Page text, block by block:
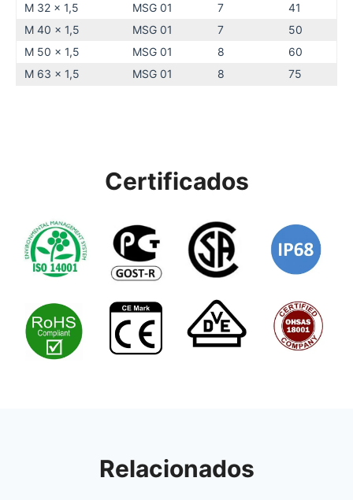
M 32 x 1,5
MSG 01 7
41
M 40 x 1,5
MSG 01 7
50
M 50 x 1,5
MSG 01 8
60
M 63 x 1,5
MSG 01 8 75
Certificados
Relacionados